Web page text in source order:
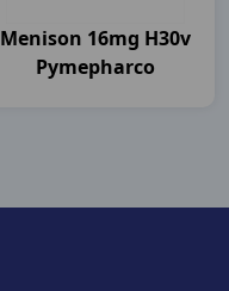
Menison 16mg H30v
Pymepharco